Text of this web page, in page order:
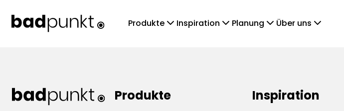
Produkte chevronDown Inspiration chevronDown Planung chevronDown Über uns chevronDown
Produkte Inspiration